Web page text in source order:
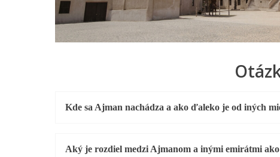
Kde sa Ajman nachádza a ako ďaleko je od iných
Aký je rozdiel medzi Ajmanom a inými emirátmi